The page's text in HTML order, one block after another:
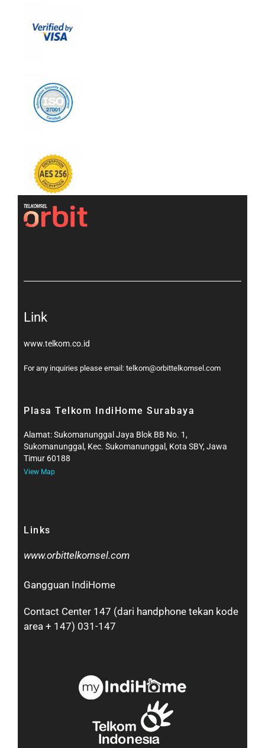
Link
www.telkom.co.id
For any inquiries please email: telkom@orbittelkomsel.com
Plasa Telkom IndiHome Surabaya
Alamat: Sukomanunggal Jaya Blok BB No. 1,
Sukomanunggal, Kec. Sukomanunggal, Kota SBY, Jawa
Timur 60188
View Map
Links
www.orbittelkomsel.com
Gangguan IndiHome
Contact Center 147 (dari handphone tekan kode
area + 147) 031-147